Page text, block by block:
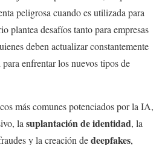
peligrosa cuando es utilizada para
plantea desafíos tanto para empresas
deben actualizar constantemente
enfrentar los nuevos tipos de
más comunes potenciados por la IA,
lasuplantación de identidad, la
y la creación dedeepfakes,